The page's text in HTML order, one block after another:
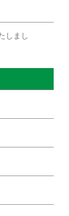
しまし